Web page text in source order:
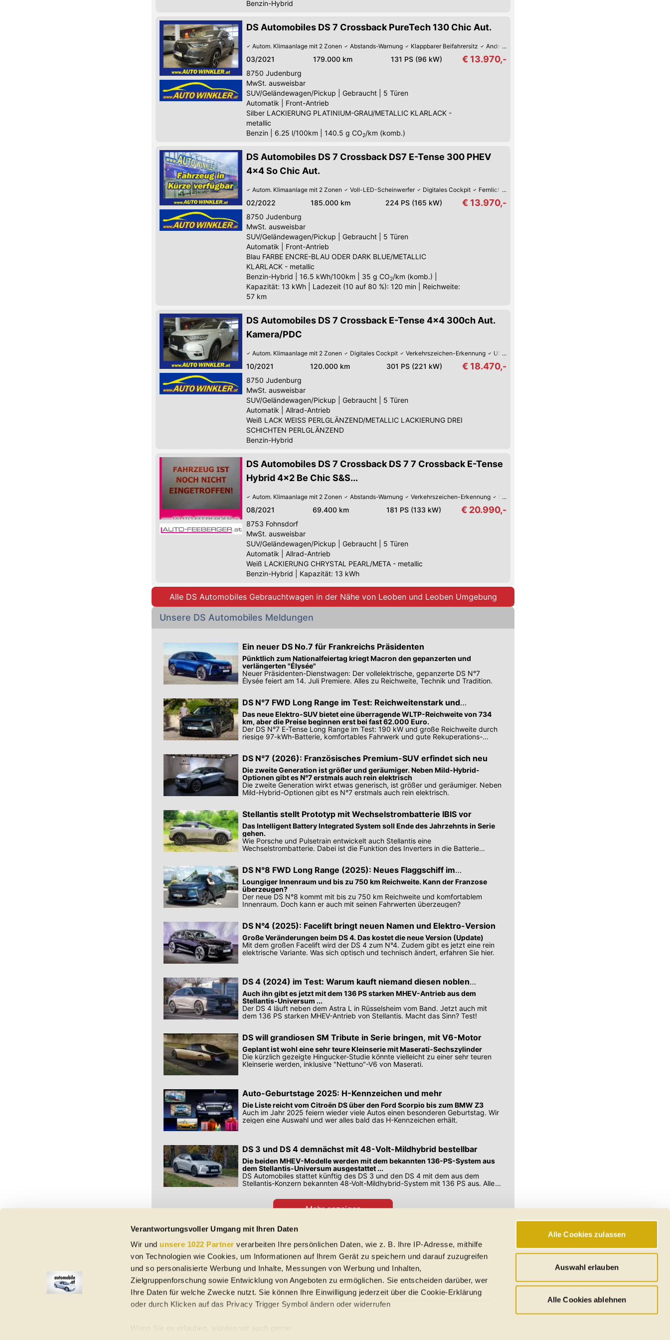
Verantwortungsvoller Umgang mit Ihren Daten
Wir und unsere 1022 Partner verarbeiten Ihre persönlichen Daten, wie z. B. Ihre IP-Adresse, mithilfe
von Technologien wie Cookies, um Informationen auf Ihrem Gerät zu speichern und darauf zuzugreifen
und so personalisierte Werbung und Inhalte, Messungen von Werbung und Inhalten,
Zielgruppenforschung sowie Entwicklung von Angeboten zu ermöglichen. Sie entscheiden darüber, wer
Ihre Daten für welche Zwecke nutzt. Sie können Ihre Einwilligung jederzeit über die Cookie-Erklärung
oder durch Klicken auf das Privacy Trigger Symbol ändern oder widerrufen
Wenn Sie es erlauben, würden wir auch gerne:
Alle Cookies zulassen
Auswahl erlauben
Alle Cookies ablehnen
Benzin-Hybrid
DS Automobiles DS 7 Crossback PureTech 130 Chic Aut.
Autom. Klimaanlage mit 2 Zonen Abstands-Warnung Klappbarer Beifahrersitz Android Auto
03/2021 179.000 km 131 PS (96 kW) € 13.970,-
8750 Judenburg
MwSt. ausweisbar
SUV/Geländewagen/Pickup
Gebraucht
5 Türen
Automatik
Front-Antrieb
Silber LACKIERUNG PLATINIUM-GRAU/METALLIC KLARLACK -
metallic
Benzin
6.25 l/100km 140.5 g CO2/km (komb.)
DS Automobiles DS 7 Crossback DS7 E-Tense 300 PHEV
4x4 So Chic Aut.
Autom. Klimaanlage mit 2 Zonen Voll-LED-Scheinwerfer Digitales Cockpit Fernlicht-Assistent
02/2022 185.000 km 224 PS (165 kW) € 13.970,-
8750 Judenburg
MwSt. ausweisbar
SUV/Geländewagen/Pickup
Gebraucht
5 Türen
Automatik
Front-Antrieb
Blau FARBE ENCRE-BLAU ODER DARK BLUE/METALLIC
KLARLACK - metallic
Benzin-Hybrid
16.5 kWh/100km 35 g CO2/km (komb.)
Kapazität: 13 kWh | Ladezeit (10 auf 80 %): 120 min | Reichweite:
57 km
DS Automobiles DS 7 Crossback E-Tense 4x4 300ch Aut.
Kamera/PDC
Autom. Klimaanlage mit 2 Zonen Digitales Cockpit Verkehrszeichen-Erkennung USB
10/2021 120.000 km 301 PS (221 kW) € 18.470,-
8750 Judenburg
MwSt. ausweisbar
SUV/Geländewagen/Pickup
Gebraucht
5 Türen
Automatik
Allrad-Antrieb
Weiß LACK WEISS PERLGLÄNZEND/METALLIC LACKIERUNG DREI
SCHICHTEN PERLGLÄNZEND
Benzin-Hybrid
DS Automobiles DS 7 Crossback DS 7 7 Crossback E-Tense
Hybrid 4x2 Be Chic S&S...
Autom. Klimaanlage mit 2 Zonen Abstands-Warnung Verkehrszeichen-Erkennung Spurhalte-Assistent
08/2021 69.400 km 181 PS (133 kW) € 20.990,-
8753 Fohnsdorf
MwSt. ausweisbar
SUV/Geländewagen/Pickup
Gebraucht
5 Türen
Automatik
Allrad-Antrieb
Weiß LACKIERUNG CHRYSTAL PEARL/META - metallic
Benzin-Hybrid
Kapazität: 13 kWh
Alle DS Automobiles Gebrauchtwagen in der Nähe von Leoben und Leoben Umgebung
Unsere DS Automobiles Meldungen
Ein neuer DS No.7 für Frankreichs Präsidenten
Pünktlich zum Nationalfeiertag kriegt Macron den gepanzerten und
verlängerten "Élysée"
Neuer Präsidenten-Dienstwagen: Der vollelektrische, gepanzerte DS N°7
Élysée feiert am 14. Juli Premiere. Alles zu Reichweite, Technik und Tradition.
DS N°7 FWD Long Range im Test: Reichweitenstark und
komfortabel
Das neue Elektro-SUV bietet eine überragende WLTP-Reichweite von 734
km, aber die Preise beginnen erst bei fast 62.000 Euro.
Der DS N°7 E-Tense Long Range im Test: 190 kW und große Reichweite durch
riesige 97-kWh-Batterie, komfortables Fahrwerk und gute Rekuperations-
DS N°7 (2026): Französisches Premium-SUV erfindet sich neu
Die zweite Generation ist größer und geräumiger. Neben Mild-Hybrid-
Optionen gibt es N°7 erstmals auch rein elektrisch
Die zweite Generation wirkt etwas generisch, ist größer und geräumiger. Neben
Mild-Hybrid-Optionen gibt es N°7 erstmals auch rein elektrisch.
Stellantis stellt Prototyp mit Wechselstrombatterie IBIS vor
Das Intelligent Battery Integrated System soll Ende des Jahrzehnts in Serie
gehen.
Wie Porsche und Pulsetrain entwickelt auch Stellantis eine
Wechselstrombatterie. Dabei ist die Funktion des Inverters in die Batterie
DS N°8 FWD Long Range (2025): Neues Flaggschiff im
Ersteindruck
Loungiger Innenraum und bis zu 750 km Reichweite. Kann der Franzose
überzeugen?
Der neue DS N°8 kommt mit bis zu 750 km Reichweite und komfortablem
Innenraum. Doch kann er auch mit seinen Fahrwerten überzeugen?
DS N°4 (2025): Facelift bringt neuen Namen und Elektro-Version
Große Veränderungen beim DS 4. Das kostet die neue Version (Update)
Mit dem großen Facelift wird der DS 4 zum N°4. Zudem gibt es jetzt eine rein
elektrische Variante. Was sich optisch und technisch ändert, erfahren Sie hier.
DS 4 (2024) im Test: Warum kauft niemand diesen noblen
Franzosen?
Auch ihn gibt es jetzt mit dem 136 PS starken MHEV-Antrieb aus dem
Stellantis-Universum ...
Der DS 4 läuft neben dem Astra L in Rüsselsheim vom Band. Jetzt auch mit
dem 136 PS starken MHEV-Antrieb von Stellantis. Macht das Sinn? Test!
DS will grandiosen SM Tribute in Serie bringen, mit V6-Motor
Geplant ist wohl eine sehr teure Kleinserie mit Maserati-Sechszylinder
Die kürzlich gezeigte Hingucker-Studie könnte vielleicht zu einer sehr teuren
Kleinserie werden, inklusive "Nettuno"-V6 von Maserati.
Auto-Geburtstage 2025: H-Kennzeichen und mehr
Die Liste reicht vom Citroën DS über den Ford Scorpio bis zum BMW Z3
Auch im Jahr 2025 feiern wieder viele Autos einen besonderen Geburtstag. Wir
zeigen eine Auswahl und wer alles bald das H-Kennzeichen erhält.
DS 3 und DS 4 demnächst mit 48-Volt-Mildhybrid bestellbar
Die beiden MHEV-Modelle werden mit dem bekannten 136-PS-System aus
dem Stellantis-Universum ausgestattet ...
DS Automobiles stattet künftig des DS 3 und den DS 4 mit dem aus dem
Stellantis-Konzern bekannten 48-Volt-Mildhybrid-System mit 136 PS aus. Alle
Mehr anzeigen
Preisangaben in den Meldungen gelten für Deutschland. Quelle: Auto-News
Vorbehaltlich Irrtümer, Schreibfehler und Zwischenverkauf. Hinweis: Technische Daten, Verbrauchswerte, Reichweiten
etc. beziehen sich auf EU-Normen sowie auf Neuwagen. automobile.at übernimmt entsprechend den
Nutzungsbedingungen keine Gewähr für die Richtigkeit der Angaben.